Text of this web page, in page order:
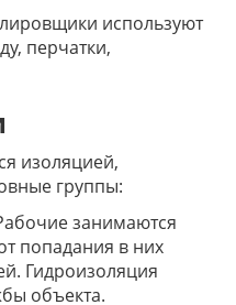
используют
перчатки,
изоляцией,
группы:
занимаются
попадания в них
Гидроизоляция
объекта.